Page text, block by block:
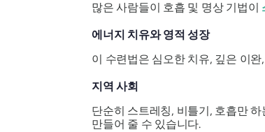
많은 사람들이 호흡 및 명상 기법이
에너지 치유와 영적 성장
이 수련법은 심오한 치유, 깊은 이
지역 사회
단순히 스트레칭, 비틀기, 호흡만
만들어 줄 수 있습니다.